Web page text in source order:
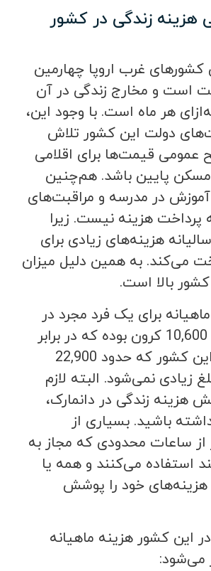
هزینه زندگی در کشور
کشورهای غرب اروپا چهارمین
است و مخارج زندگی در آن
به‌ازای هر ماه است. با وجود این،
دولت این کشور تلاش
قیمت‌ها برای اقلامی
مسکن پایین باشد. هم‌چنین
در مدرسه و مراقبت‌های
پرداخت هزینه نیست. زیرا
هزینه‌های زیادی برای
می‌کند. به همین دلیل میزان
بالا است.
برای یک فرد مجرد در
دانمارک معادل 10,600 کرون بوده که در برابر
متوسط درآمد این کشور که حدود 22,900
زیادی نمی‌شود. البته لازم
هزینه زندگی در دانمارک،
باشید. بسیاری از
از ساعات محدودی که مجاز به
استفاده می‌کنند و همه یا
خود را پوشش
این کشور هزینه ماهیانه
می‌شود: